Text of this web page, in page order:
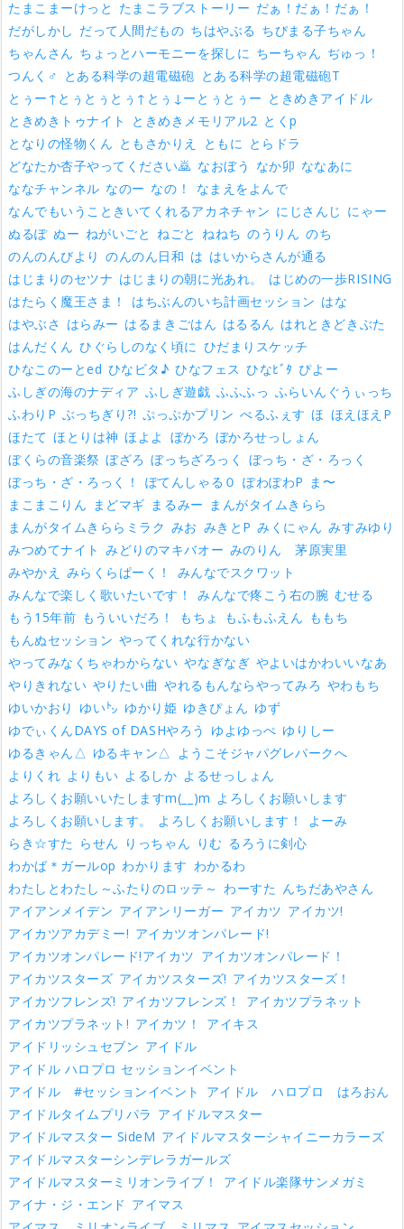
たまこまーけっと たまこラブストーリー だぁ！だぁ！だぁ！
だがしかし だって人間だもの ちはやぶる ちびまる子ちゃん
ちゃんさん ちょっとハーモニーを探しに ちーちゃん ぢゅっ！
つんく♂ とある科学の超電磁砲 とある科学の超電磁砲T
とぅー↑とぅとぅとぅ↑とぅ↓ーとぅとぅー ときめきアイドル
ときめきトゥナイト
ときめきメモリアル2 とくp
となりの怪物くん ともさかりえ ともに とらドラ
どなたか杏子やってください🙇 なおぼう なか卯 ななあに
ななチャンネル なのー なの！
なまえをよんで
なんでもいうこときいてくれるアカネチャン にじさんじ にゃー
ぬるぽ ぬー ねがいごと ねごと ねねち のうりん のち
のんのんびより のんのん日和 は はいからさんが通る
はじまりのセツナ はじまりの朝に光あれ。
はじめの一歩RISING
はたらく魔王さま！
はちぶんのいち計画セッション はな
はやぶさ はらみー はるまきごはん はるるん はれときどきぶた
はんだくん ひぐらしのなく頃に ひだまりスケッチ
ひなこのーとed ひなビタ♪ ひなフェス ひなﾋﾞﾀ ぴよー
ふしぎの海のナディア ふしぎ遊戯 ふふふっ ふらいんぐうぃっち
ふわりP ぶっちぎり?! ぷっぷかプリン べるふぇす ほ ほえほえP
ほたて ほとりは神 ほよよ ぼかろ ぼかろせっしょん
ぼくらの音楽祭 ぼざろ ぼっちざろっく
ぼっち・ざ・ろっく
ぼっち・ざ・ろっく！
ぽてんしゃる０ ぽわぽわP ま〜
まこまこりん まどマギ まるみー まんがタイムきらら
まんがタイムきららミラク みお みきとP みくにゃん みすみゆり
みつめてナイト みどりのマキバオー みのりん 茅原実里
みやかえ みらくらぱーく！
みんなでスクワット
みんなで楽しく歌いたいです！
みんなで疼こう右の腕 むせる
もう15年前 もういいだろ！ もちょ もふもふえん ももち
もんぬセッション やってくれな行かない
やってみなくちゃわからない やなぎなぎ やよいはかわいいなあ
やりきれない やりたい曲 やれるもんならやってみろ やわもち
ゆいかおり ゆい㌧ ゆかり姫 ゆきぴょん ゆず
ゆでぃくんDAYS of DASHやろう ゆよゆっぺ ゆりしー
ゆるきゃん△ ゆるキャン△ ようこそジャパグレパークへ
よりくれ よりもい よるしか よるせっしょん
よろしくお願いいたしますm(__)m よろしくお願いします
よろしくお願いします。
よろしくお願いします！
よーみ
らき☆すた らせん りっちゃん りむ るろうに剣心
わかば＊ガールop わかります わかるわ
わたしとわたし～ふたりのロッテ～ わーすた んちだあやさん
アイアンメイデン アイアンリーガー アイカツ アイカツ!
アイカツアカデミー! アイカツオンパレード!
アイカツオンパレード!アイカツ アイカツオンパレード！
アイカツスターズ アイカツスターズ! アイカツスターズ！
アイカツフレンズ! アイカツフレンズ！
アイカツプラネット
アイカツプラネット! アイカツ！
アイキス
アイドリッシュセブン アイドル
アイドル ハロプロ セッションイベント
アイドル #セッションイベント
アイドル ハロプロ はろおん
アイドルタイムプリパラ アイドルマスター
アイドルマスター SideM アイドルマスターシャイニーカラーズ
アイドルマスターシンデレラガールズ
アイドルマスターミリオンライブ！
アイドル楽隊サンメガミ
アイナ・ジ・エンド アイマス